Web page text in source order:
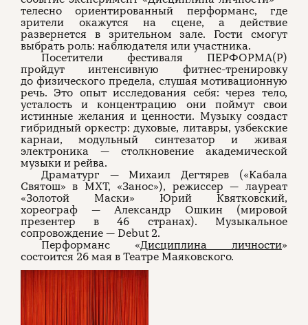
телесно ориентированный перформанс, где
зрители окажутся на сцене, а действие
развернется в зрительном зале. Гости смогут
выбрать роль: наблюдателя или участника.
Посетители фестиваля ПЕРФОРМА(Р)
пройдут интенсивную фитнес-тренировку
до физического предела, слушая мотивационную
речь. Это опыт исследования себя: через тело,
усталость и концентрацию они поймут свои
истинные желания и ценности. Музыку создаст
гибридный оркестр: духовые, литавры, узбекские
карнаи, модульный синтезатор и живая
электроника — столкновение академической
музыки и рейва.
Драматург — Михаил Дегтярев («Кабала
Святош» в МХТ, «Занос»), режиссер — лауреат
«Золотой Маски» Юрий Квятковский,
хореограф — Александр Ошкин (мировой
презентер в 46 странах). Музыкальное
сопровождение — Debut 2.
Перформанс «Дисциплина личности»
состоится 26 мая в Театре Маяковского.